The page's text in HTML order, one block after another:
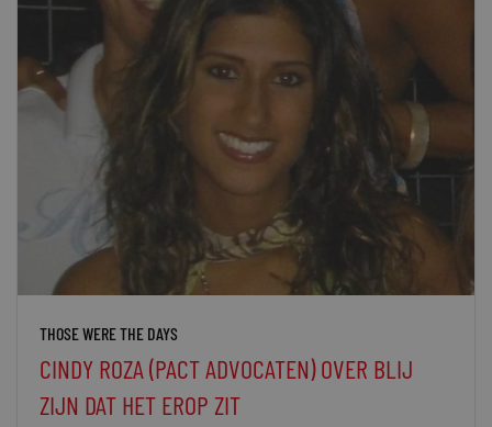
THOSE WERE THE DAYS
CINDY ROZA (PACT ADVOCATEN) OVER BLIJ
ZIJN DAT HET EROP ZIT